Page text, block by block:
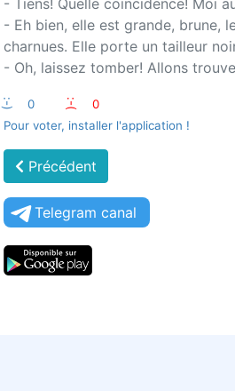
- Tiens! Quelle coïncidence! Moi
- Eh bien, elle est grande, brune,
charnues. Elle porte un tailleur
- Oh, laissez tomber! Allons
:-) 0 :-(
0
Pour voter, installer l'application !
Précédent
Telegram canal